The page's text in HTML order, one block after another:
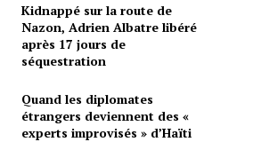
Kidnappé sur la route de
Nazon, Adrien Albatre libéré
après 17 jours de
séquestration
Quand les diplomates
étrangers deviennent des «
experts improvisés » d’Haïti